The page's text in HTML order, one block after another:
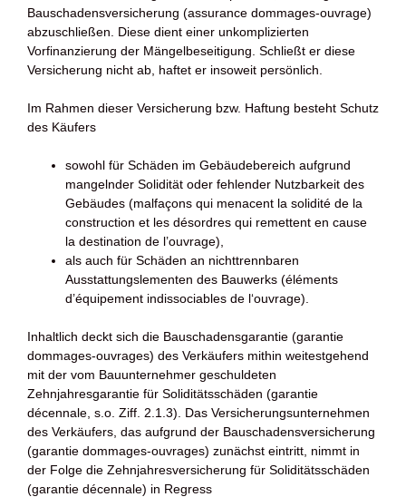
Bauschadensversicherung (assurance dommages-ouvrage)
abzuschließen. Diese dient einer unkomplizierten
Vorfinanzierung der Mängelbeseitigung. Schließt er diese
Versicherung nicht ab, haftet er insoweit persönlich.
Im Rahmen dieser Versicherung bzw. Haftung besteht Schutz
des Käufers
sowohl für Schäden im Gebäudebereich aufgrund
mangelnder Solidität oder fehlender Nutzbarkeit des
Gebäudes (malfaçons qui menacent la solidité de la
construction et les désordres qui remettent en cause
la destination de l’ouvrage),
als auch für Schäden an nichttrennbaren
Ausstattungslementen des Bauwerks (éléments
d’équipement indissociables de l‘ouvrage).
Inhaltlich deckt sich die Bauschadensgarantie (garantie
dommages-ouvrages) des Verkäufers mithin weitestgehend
mit der vom Bauunternehmer geschuldeten
Zehnjahresgarantie für Soliditätsschäden (garantie
décennale, s.o. Ziff. 2.1.3). Das Versicherungsunternehmen
des Verkäufers, das aufgrund der Bauschadensversicherung
(garantie dommages-ouvrages) zunächst eintritt, nimmt in
der Folge die Zehnjahresversicherung für Soliditätsschäden
(garantie décennale) in Regress